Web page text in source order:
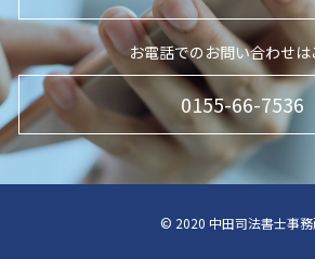
お電話でのお問い合わせは
0155-66-7536
© 2020 中田司法書士事務